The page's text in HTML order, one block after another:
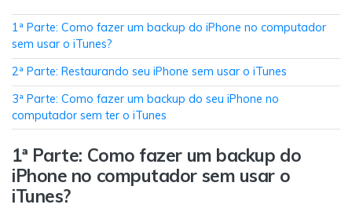
Business sem redefinição de fábrica.
MobileTrans App
Transferir dados do telefone, dados do
WhatsApp e arquivos entre dispositivos.
WeLastseen
O WeLastseen mantém seu WhatsApp conectado
e informado.
1ª Parte: Como fazer um backup do iPhone no computador
sem usar o iTunes?
2ª Parte: Restaurando seu iPhone sem usar o iTunes
3ª Parte: Como fazer um backup do seu iPhone no
computador sem ter o iTunes
1ª Parte: Como fazer um backup do
iPhone no computador sem usar o
iTunes?